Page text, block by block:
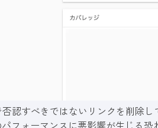
認すべきではないリンクを削除